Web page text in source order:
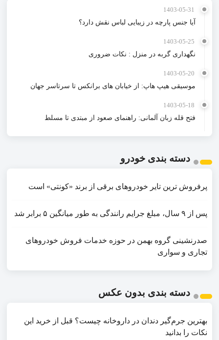
1403-05-31
آیا جنس پارچه در زیبایی لباس نقش دارد؟
1403-05-25
نگهداری گربه در منزل : نکات ضروری
1403-05-20
موسیقی هیپ هاپ: از خیابان های برانکس تا سرتاسر جهان
1403-05-18
فتح قله زبان آلمانی: راهنمای صعود از مبتدی تا مسلط
دسته بندی خودرو
پرفروش ترین تایر خودروهای برقی از برند «کونتی» است
پس از ۹ سال، مبلغ جرایم رانندگی به طور میانگین ۵ برابر شد
صدرنشینی گروه بهمن در حوزه خدمات فروش خودروهای
تجاری و سواری
دسته بندی بدون عکس
بهترین جرم‌گیر دندان در داروخانه چیست؟ قبل از خرید این
نکات را بدانید